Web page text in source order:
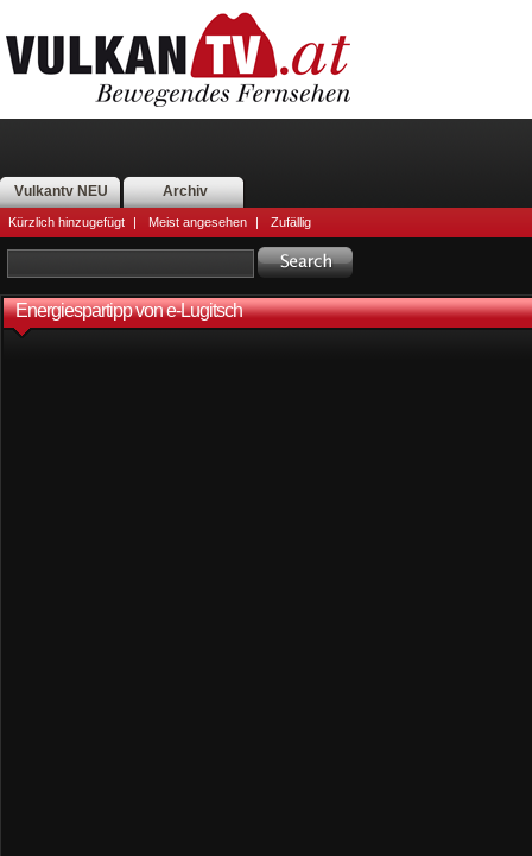
Vulkantv NEU Archiv
Kürzlich hinzugefügt | Meist angesehen | Zufällig
Energiespartipp von e-Lugitsch